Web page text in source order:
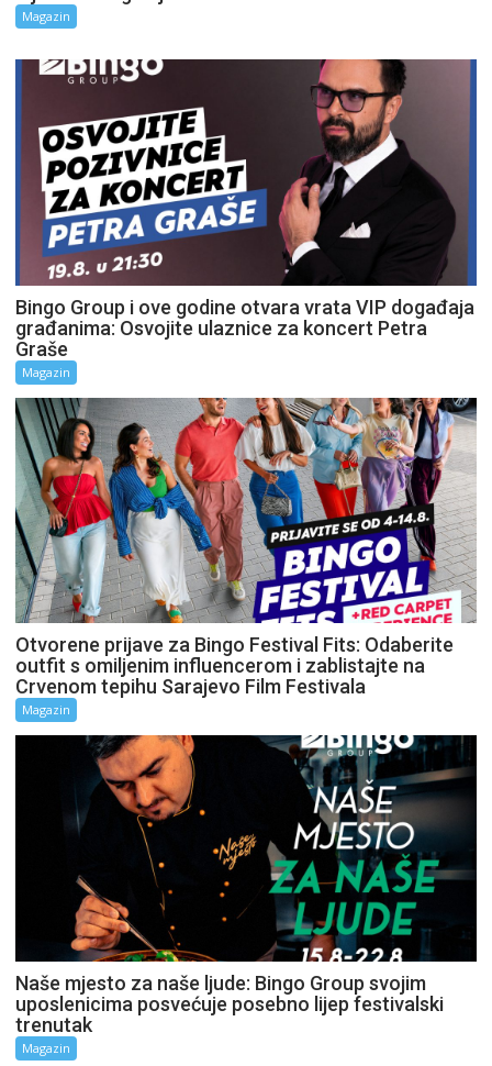
Magazin
Bingo Group i ove godine otvara vrata VIP događaja
građanima: Osvojite ulaznice za koncert Petra
Graše
Magazin
Otvorene prijave za Bingo Festival Fits: Odaberite
outfit s omiljenim influencerom i zablistajte na
Crvenom tepihu Sarajevo Film Festivala
Magazin
Naše mjesto za naše ljude: Bingo Group svojim
uposlenicima posvećuje posebno lijep festivalski
trenutak
Magazin